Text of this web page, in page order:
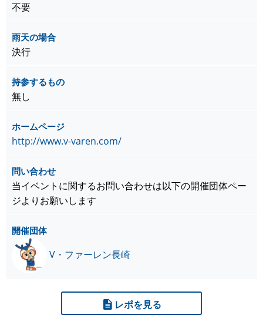
不要
雨天の場合
決行
持参するもの
無し
ホームページ
http://www.v-varen.com/
問い合わせ
当イベントに関するお問い合わせは以下の開催団体ペー
ジよりお願いします
開催団体
V・ファーレン長崎
レポを見る